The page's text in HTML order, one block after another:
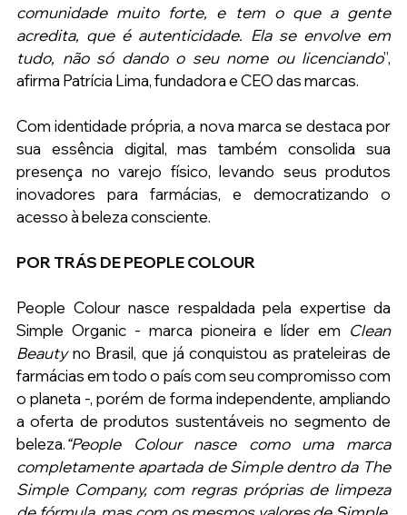
comunidade muito forte, e tem o que a gente
acredita, que é autenticidade. Ela se envolve em
tudo, não só dando o seu nome ou licenciando”,
afirma Patrícia Lima, fundadora e CEO das marcas.
Com identidade própria, a nova marca se destaca por
sua essência digital, mas também consolida sua
presença no varejo físico, levando seus produtos
inovadores para farmácias, e democratizando o
acesso à beleza consciente.
POR TRÁS DE PEOPLE COLOUR
People Colour nasce respaldada pela expertise da
Simple Organic - marca pioneira e líder em Clean
Beauty no Brasil, que já conquistou as prateleiras de
farmácias em todo o país com seu compromisso com
o planeta -, porém de forma independente, ampliando
a oferta de produtos sustentáveis no segmento de
beleza.“People Colour nasce como uma marca
completamente apartada de Simple dentro da The
Simple Company, com regras próprias de limpeza